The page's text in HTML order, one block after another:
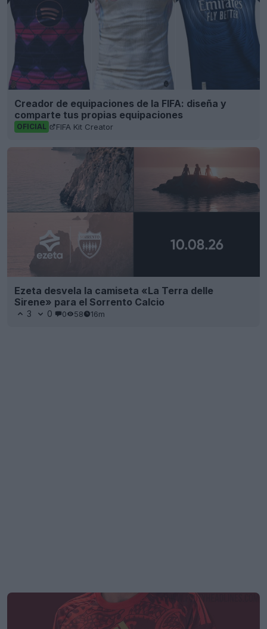
Creador de equipaciones de la FIFA: diseña y
comparte tus propias equipaciones
OFICIAL FIFA Kit Creator
Ezeta desvela la camiseta «La Terra delle
Sirene» para el Sorrento Calcio
3 0 0 58 16m